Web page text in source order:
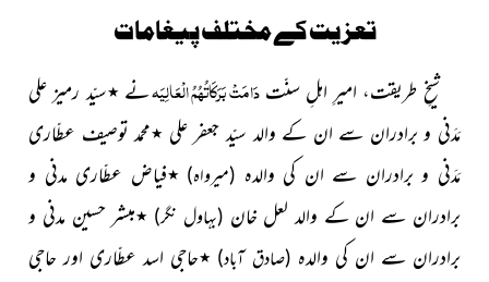
تعزیت کے مختلف پیغامات
شیخِ طریقت، امیرِ اہلِ سنّتدَامَتْ بَرَکَاتُہُمُ الْعَالِیَہنے ٭سیّد رمیز علی
مَدَنی و برادران سے ان کے والد سیّد جعفر علی ٭محمد توصیف عطّاری
مَدَنی و برادران سے ان کی والدہ (میرواہ)٭فیاض عطّاری مدنی و
برادران سے ان کے والد لعل خان (بہاول نگر) ٭مبشر حسین مدنی و
برادران سے ان کی والدہ (صادق آباد) ٭حاجی اسد عطّاری اور حاجی